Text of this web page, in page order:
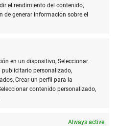
el rendimiento del contenido,
de generar información sobre el
en un dispositivo, Seleccionar
publicitario personalizado,
Crear un perfil para la
contenido personalizado,
Always active
estas joyas de la escritura, es
cuidado y mantenimiento
con agua tibia para evitar
de la misma marca
y fluidez.
horizontal cuando no se use
profesional periódicamente